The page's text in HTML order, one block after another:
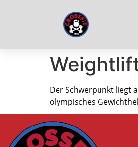
Der Schwerpunkt liegt
olympisches